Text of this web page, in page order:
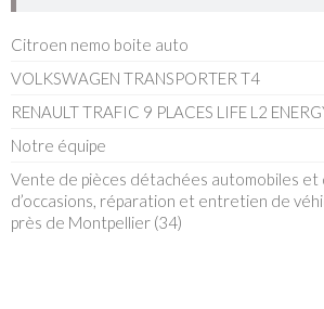
Citroen nemo boite auto
VOLKSWAGEN TRANSPORTER T4
RENAULT TRAFIC 9 PLACES LIFE L2
Notre équipe
Vente de pièces détachées automobiles et
d’occasions, réparation et entretien de
près de Montpellier (34)